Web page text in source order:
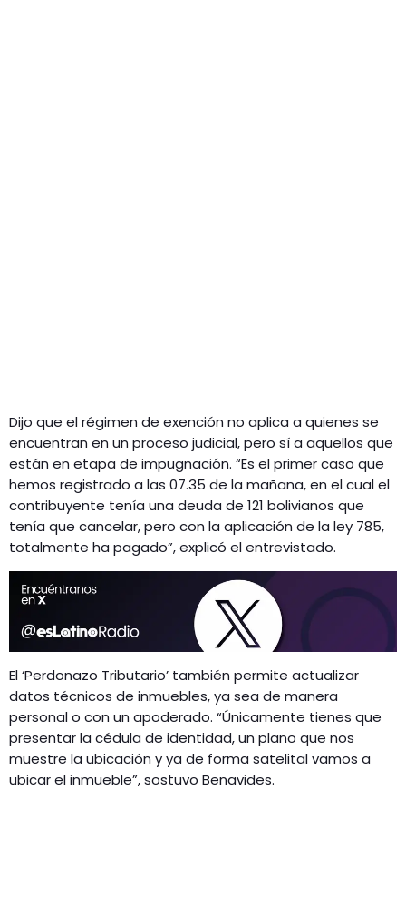
Dijo que el régimen de exención no aplica a quienes se
encuentran en un proceso judicial, pero sí a aquellos que
están en etapa de impugnación. “Es el primer caso que
hemos registrado a las 07.35 de la mañana, en el cual el
contribuyente tenía una deuda de 121 bolivianos que
tenía que cancelar, pero con la aplicación de la ley 785,
totalmente ha pagado”, explicó el entrevistado.
El ‘Perdonazo Tributario’ también permite actualizar
datos técnicos de inmuebles, ya sea de manera
personal o con un apoderado. “Únicamente tienes que
presentar la cédula de identidad, un plano que nos
muestre la ubicación y ya de forma satelital vamos a
ubicar el inmueble”, sostuvo Benavides.